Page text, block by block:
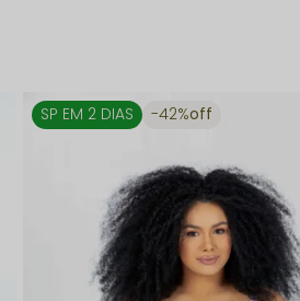
42%off
SP EM 2 DIAS